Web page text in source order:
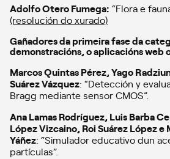
Adolfo Otero Fumega: “Flora e
(resolución do xurado)
Gañadores da primeira fase da
demonstracións, o aplicacións web
Marcos Quintas Pérez, Yago
Suárez Vázquez: “Detección y
Bragg mediante sensor CMOS”.
Ana Lamas Rodríguez, Luis Barba
López Vizcaino, Roi Suárez López e
Yáñez: “Simulador educativo dun
partículas”.